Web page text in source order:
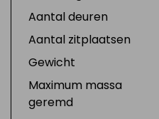
Aantal deuren
Aantal zitplaatsen
Gewicht
Maximum massa
geremd